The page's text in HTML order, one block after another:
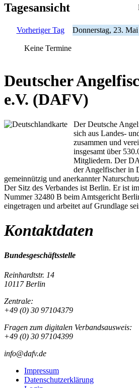
Tagesansicht
Vorheriger Tag Donnerstag, 23.
Keine Termine
Deutscher
e.V. (DAFV)
Der Deutsche
sich aus Landes-
zusammen und
insgesamt über
Mitgliedern. Der
der Angelfischer in
gemeinnützig und anerkannter
Der Sitz des Verbandes ist Berlin. Er ist
Nummer 32480 B beim Amtsgericht
eingetragen und arbeitet auf Grundlage
Kontaktdaten
Bundesgeschäftsstelle
Reinhardtstr. 14
10117 Berlin
Zentrale:
+49 (0) 30 97104379
Fragen zum digitalen Verbandsausweis:
+49 (0) 30 97104399
info@dafv.de
Impressum
Datenschutzerklärung